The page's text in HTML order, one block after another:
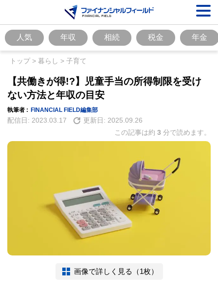
人気 年収 相続 税金 年金
トップ> 暮らし > 子育て
【共働きが得!?】児童手当の所得制限を受け
ない方法と年収の目安
執筆者 : FINANCIAL FIELD編集部
配信日: 2023.03.17 更新日: 2025.09.26
この記事は約 3 分で読めます。
画像で詳しく見る（1枚）